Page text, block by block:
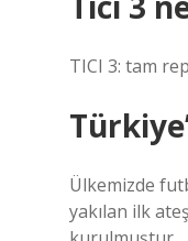
TICI 3: tam
Ülkemizde
yakılan ilk